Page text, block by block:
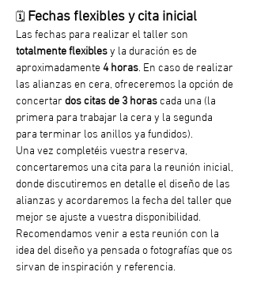
🗓️ Fechas flexibles y cita inicial
Las fechas para realizar el taller son
totalmente flexibles y la duración es de
aproximadamente 4 horas. En caso de realizar
las alianzas en cera, ofreceremos la opción de
concertar dos citas de 3 horas cada una (la
primera para trabajar la cera y la segunda
para terminar los anillos ya fundidos).
Una vez completéis vuestra reserva,
concertaremos una cita para la reunión inicial,
donde discutiremos en detalle el diseño de las
alianzas y acordaremos la fecha del taller que
mejor se ajuste a vuestra disponibilidad.
Recomendamos venir a esta reunión con la
idea del diseño ya pensada o fotografías que os
sirvan de inspiración y referencia.